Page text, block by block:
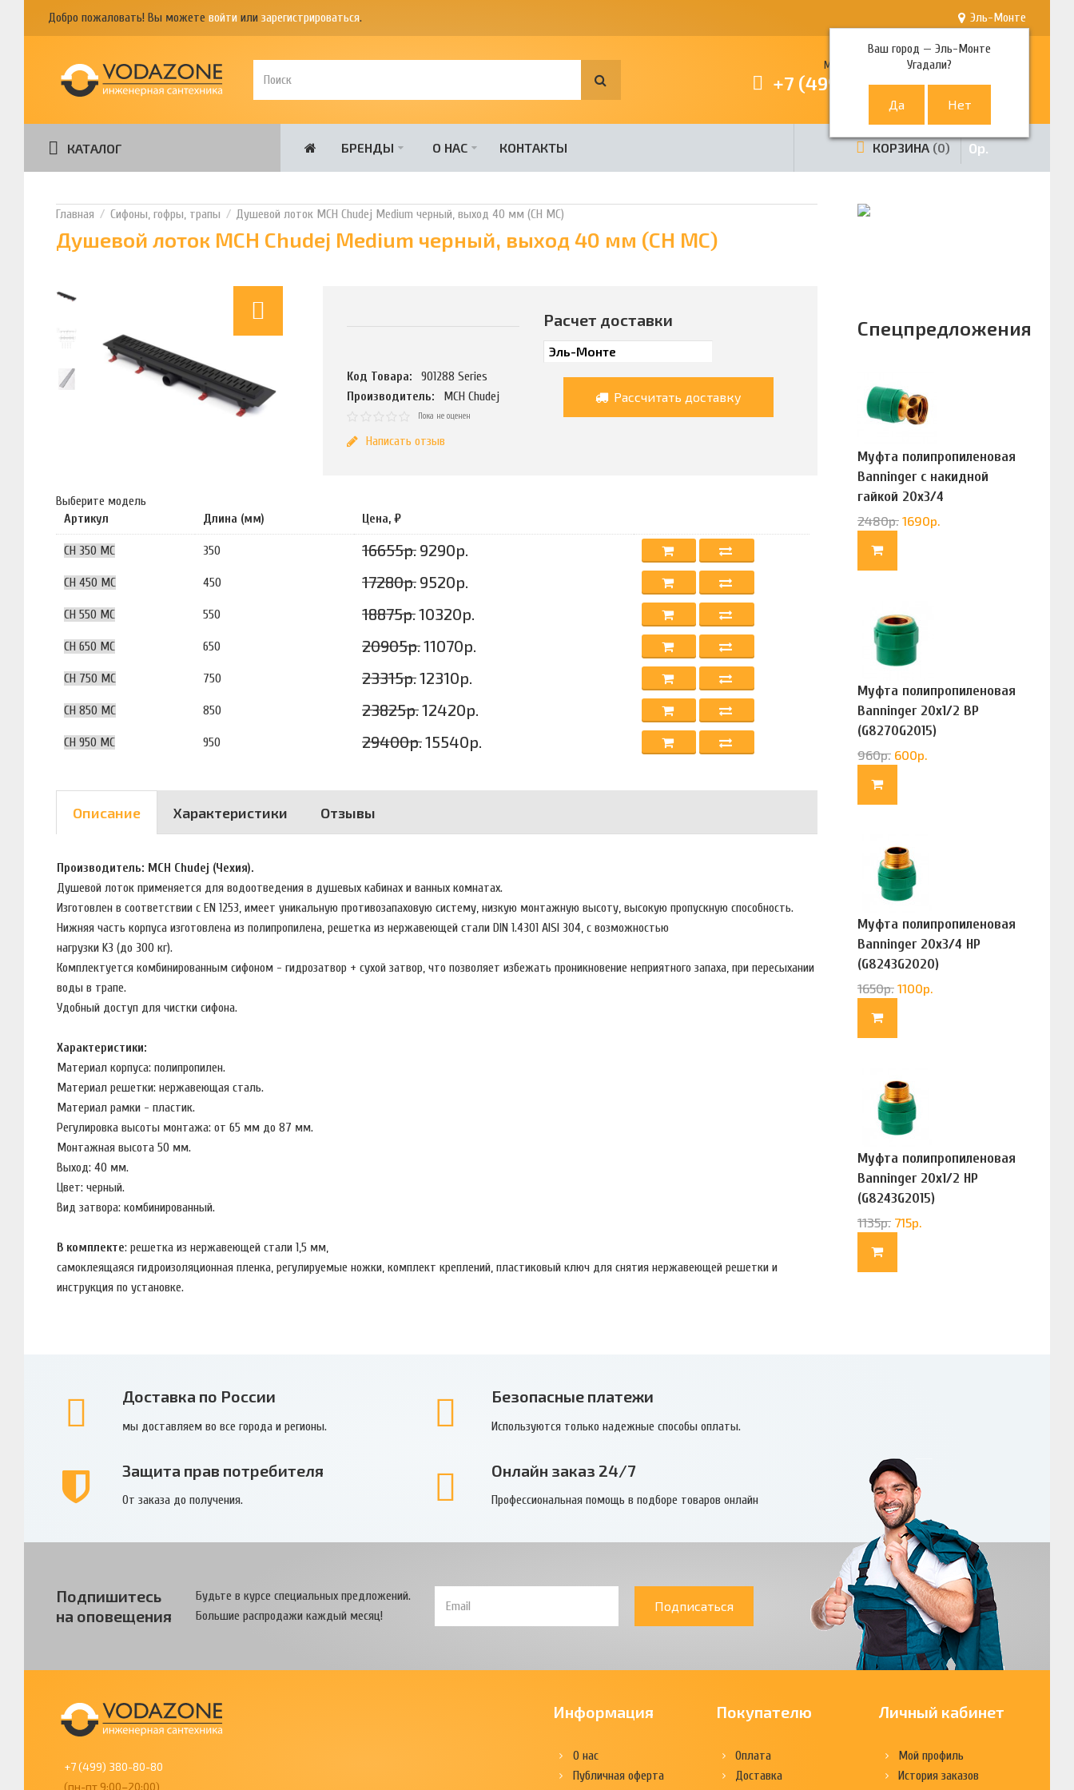
Добро пожаловать! Вы можете войти или зарегистрироваться. Эль-Монте
Ваш город —Эль-Монте
Угадали?
Многоканальный телефон
+7 (499) 380-80-80
КАТАЛОГ БРЕНДЫ О НАС КОНТАКТЫ КОРЗИНА 0 0р.
Сифоны, гофры, трапы Душевой лоток MCH Chudej Medium черный, выход 40 мм (CH MC)
Душевой лоток MCH Chudej Medium черный, выход 40 мм (CH MC)
Код Товара:
901288 Series
Производитель:
MCH Chudej
Пока не оценен
Написать отзыв
Расчет доставки
Рассчитать доставку
Выберите модель
Артикул
Длина (мм) Цена, ₽
CH 350 MC 350 16655р. 9290р.
CH 450 MC 450 17280р. 9520р.
CH 550 MC 550 18875р.10320р.
CH 650 MC 650 20905р.11070р.
CH 750 MC 750 23315р.12310р.
CH 850 MC 850 23825р.12420р.
CH 950 MC 950 29400р.15540р.
Описание Характеристики Отзывы
Производитель: MCH Chudej (Чехия).
Душевой лоток применяется для водоотведения в душевых кабинах и ванных комнатах.
Изготовлен в соответствии с EN 1253, имеет уникальную противозапаховую систему, низкую монтажную высоту, высокую пропускную способность.
Нижняя часть корпуса изготовлена из полипропилена, решетка из нержавеющей стали DIN 1.4301 AISI 304, с возможностью
нагрузки K3 (до 300 кг).
Комплектуется комбинированным сифоном - гидрозатвор + сухой затвор, что позволяет избежать проникновение неприятного запаха, при пересыхании
воды в трапе.
Удобный доступ для чистки сифона.
Характеристики:
Материал корпуса: полипропилен.
Материал решетки: нержавеющая сталь.
Материал рамки - пластик.
Регулировка высоты монтажа: от 65 мм до 87 мм.
Монтажная высота 50 мм.
Выход: 40 мм.
Цвет: черный.
Вид затвора: комбинированный.
В комплекте: решетка из нержавеющей стали 1,5 мм,
самоклеящаяся гидроизоляционная пленка, регулируемые ножки, комплект креплений, пластиковый ключ для снятия нержавеющей решетки и
инструкция по установке.
Спецпредложения
Муфта полипропиленовая
Banninger с накидной
гайкой 20х3/4
(G83322020)
2480р. 1690р.
Муфта полипропиленовая
Banninger 20х1/2 ВР
(G8270G2015)
960р. 600р.
Муфта полипропиленовая
Banninger 20х3/4 НР
(G8243G2020)
1650р. 1100р.
Муфта полипропиленовая
Banninger 20х1/2 НР
(G8243G2015)
1135р. 715р.
Доставка по России
мы доставляем во все города и регионы.
Безопасные платежи
Используются только надежные способы оплаты.
Защита прав потребителя
От заказа до получения.
Онлайн заказ 24/7
Профессиональная помощь в подборе товаров онлайн
Подпишитесь
на оповещения
Будьте в курсе специальных предложений.
Большие распродажи каждый месяц!
Подписаться
+7 (499) 380-80-80
(пн-пт 9:00–20:00)
Информация
О нас
Публичная оферта
Покупателю
Оплата
Доставка
Личный кабинет
Мой профиль
История заказов